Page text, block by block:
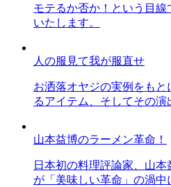
モテるか否か！という目
いたします。
人の服見て我が服直せ
お洒落オヤジの実例をも
るアイテム、そしてその演
山本益博のラーメン革命！
日本初の料理評論家、山
が「美味しい革命」の渦中